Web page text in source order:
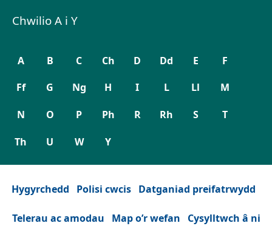
Chwilio A i Y
A B C Ch D Dd E F
Ff G Ng H I L Ll M
N O P Ph R Rh S T
Th U W Y
Hygyrchedd Polisi cwcis Datganiad preifatrwydd
Telerau ac amodau Map o’r wefan Cysylltwch â ni